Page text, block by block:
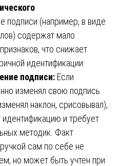
подписи (например, в виде
содержат мало
что снижает
идентификации.
подписи: Если
изменял свою подпись
наклон, срисовывал),
идентификацию и требует
методик. Факт
сам по себе не
но может быть учтен при